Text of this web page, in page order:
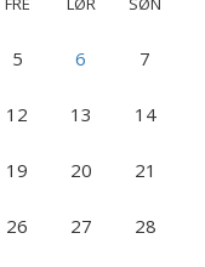
5 6 7
12 13 14
19 20 21
26 27 28